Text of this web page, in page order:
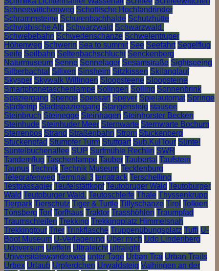
Schneewittchenweg Schottische Hochlandrinder
Schrammsteine Schurenbachhalde Schutzhütte
Schwäbische Alb Schwarzwald Schwarzwald.
Schwebebahn Schwedenschanze Schwelentruper
Höhenweg Schwerin Sea to summit See Seefahrt Segelflug
Seife Seilbahn Seltenbachschlucht Senckenberg
Naturmuseum Senne Sennelager Sesamstraße Sightseeing
Silberbachtal Silixen Sinsheim Sitzkissen Skilanglauf
Skysper Skywalk Willingen Sloopsteene Sloopsteine
Smartphonetaschenlampe Solingen Solling Sonnenbrink
Spaziergang Spenge Spessart Speyer Spielautomat Springe
Städtetrip Stadtspaziergang Stangensteig stausee
Steinbruch Steinegge Steinhagen Steinhorster Becken
Steinhude Steinhuder Meer Sternwarte Sternwarte Bochum
Sterrenbos Strand Straßenbahn Strom Stuckenberg
Stuckenpfad Stumpfer Turm Stuttgart Sub.KulTour Süntel
Süntelbuchenallee SUP Surfmühle Rechlin SWR
Tandemflug Taschenlampe Tauber Taubertal Taufstein
Taunus Technik Technik Museum Tecklenburg
Telegrafenweg Terminal 3 terratrack Terschelling
Testpassagier Teufelstättkopf Teutobruger Wald Teutoburger
Wald Teutoburger Wald. Teutoschleife Thale Thyssenkrupp
Tierpark Tierschutz Tiger & Turtle Tillyschanze Tirol Tolkien
Tönsberg Torf Torfhaus Traktor Trasshöhlen Traumpfad
Traumschleifen Trekking Trekkingplatz Himmelsnah
Trekkingtour Trier Trinkflasche Truppenübungsplatz Tuffi U-
Boot Museum U-Verlagerung Über mich Udo Lindenberg
Udoversum Ueffeln Ultraleicht ultralight
Universitätswanderweg unter Tage Urban Trai Urban Trails
Urbex Urlaub Urpferdchen Urwaldsteig Vaihingen an der